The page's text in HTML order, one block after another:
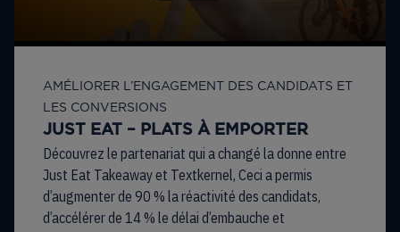
AMÉLIORER L’ENGAGEMENT DES CANDIDATS ET
LES CONVERSIONS
JUST EAT – PLATS À EMPORTER
Découvrez le partenariat qui a changé la donne entre
Just Eat Takeaway et Textkernel, Ceci a permis
d’augmenter de 90 % la réactivité des candidats,
d’accélérer de 14 % le délai d’embauche et